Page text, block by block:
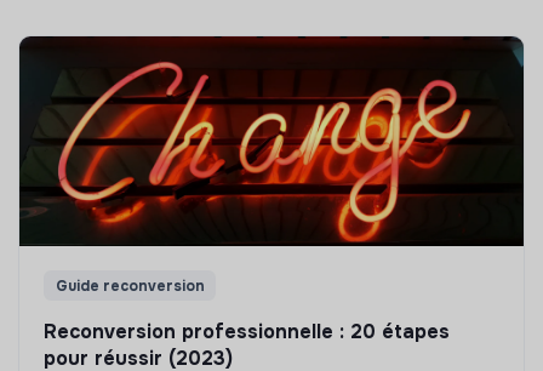
Guide reconversion
Reconversion professionnelle : 20 étapes
pour réussir (2023)